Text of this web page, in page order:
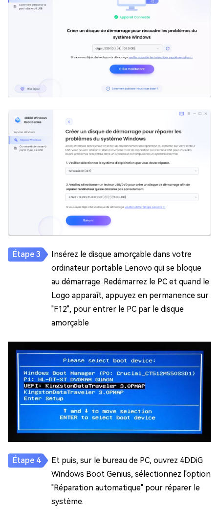
Insérez le disque amorçable dans votre
ordinateur portable Lenovo qui se bloque
au démarrage. Redémarrez le PC et quand le
Logo apparaît, appuyez en permanence sur
"F12", pour entrer le PC par le disque
amorçable
Et puis, sur le bureau de PC, ouvrez 4DDiG
Windows Boot Genius, sélectionnez l'option
"Réparation automatique" pour réparer le
système.